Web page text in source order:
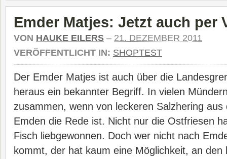
Emder Matjes: Jetzt auch per
VON HAUKE EILERS – 21. DEZEMBER 2011
VERÖFFENTLICHT IN: SHOPTEST
Der Emder Matjes ist auch über die
heraus ein bekannter Begriff. In vielen
zusammen, wenn von leckeren Salzhering
Emden die Rede ist. Nicht nur die Ostfriesen
Fisch liebgewonnen. Doch wer nicht nach
kommt, der hat kaum eine Möglichkeit, an den